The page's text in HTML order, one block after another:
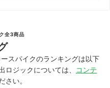
全3商品
スパイクのランキングは以下
ジックについては、
コンテ
さい。